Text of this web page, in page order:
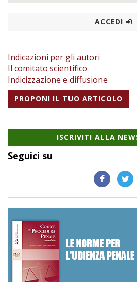
ACCEDI
Indicazioni per gli autori
Il comitato scientifico
Indicizzazione e diffusione
PROPONI IL TUO ARTICOLO
ISCRIVITI ALLA
Seguici su